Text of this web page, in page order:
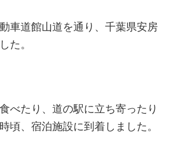
車道館山道を通り、千葉県安房
た。
べたり、道の駅に立ち寄ったり
頃、宿泊施設に到着しました。